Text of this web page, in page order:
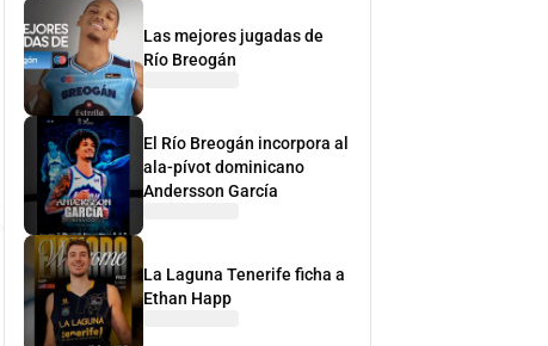
Las mejores jugadas de
Río Breogán
El Río Breogán incorpora al
ala-pívot dominicano
Andersson García
La Laguna Tenerife ficha a
Ethan Happ